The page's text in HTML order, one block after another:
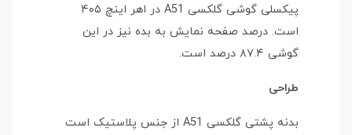
پیکسلی گوشی گلکسی A51 در اهر اینچ ۴۰۵
است. درصد صفحه نمایش به بده نیز در این
گوشی ۸۷.۴ درصد است.
طراحی
بدنه پشتی گلکسی A51 از جنس پلاستیک است